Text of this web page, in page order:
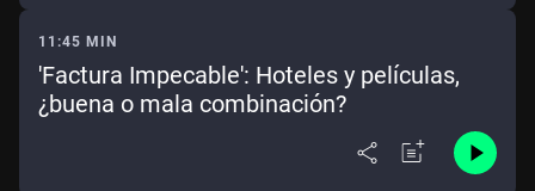
11:45 MIN
'Factura Impecable': Hoteles y películas,
¿buena o mala combinación?